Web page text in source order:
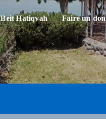
Beit Hatiqvah Faire un don